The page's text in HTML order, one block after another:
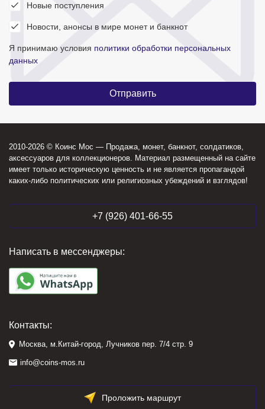
Новые поступления
Новости, анонсы в мире монет и банкнот
Я принимаю условия политики обработки персональных
данных
2010-2026 © Коинс Мос — Продажа, монет, банкнот, солдатиков,
аксессуаров для коллекционеров. Материал размещенный на сайте
имеет только историческую ценность и не является пропагандой
каких-либо политических или религиозных убеждений и взглядов!
+7 (926) 401-66-55
Написать в мессенджеры:
Контакты:
Москва, м.Китай-город, Лучников пер. 7/4 стр. 9
info@coins-mos.ru
Проложить маршрут